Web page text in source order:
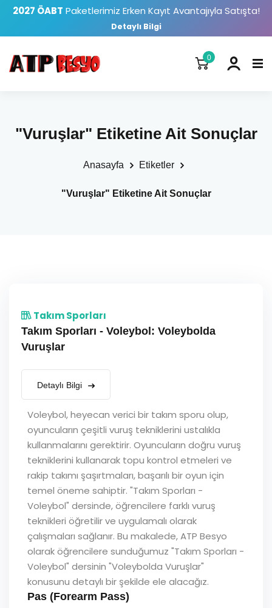
2027 ÖABT Paketlerimiz Erken Kayıt Avantajıyla Satışta!
Detaylı Bilgi
0
"Vuruşlar" Etiketine Ait Sonuçlar
Anasayfa Etiketler
"Vuruşlar" Etiketine Ait Sonuçlar
Takım Sporları
Takım Sporları - Voleybol: Voleybolda
Vuruşlar
Detaylı Bilgi
Voleybol, heyecan verici bir takım sporu olup,
oyuncuların çeşitli vuruş tekniklerini ustalıkla
kullanmalarını gerektirir. Oyuncuların doğru vuruş
tekniklerini kullanarak topu kontrol etmeleri ve
rakip takımı şaşırtmaları, başarılı bir oyun için
temel öneme sahiptir. "Takım Sporları -
Voleybol" dersinde, öğrencilere farklı vuruş
teknikleri öğretilir ve uygulamalı olarak
çalışmaları sağlanır. Bu makalede, ATP Besyo
olarak öğrencilere sunduğumuz "Takım Sporları -
Voleybol" dersinin "Voleybolda Vuruşlar"
konusunu detaylı bir şekilde ele alacağız.
Pas (Forearm Pass)